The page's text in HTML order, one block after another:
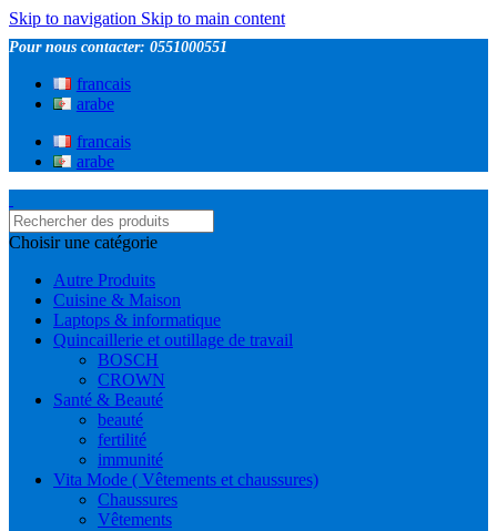
Skip to navigation Skip to main content
Pour nous contacter: 0551000551
francais
arabe
francais
arabe
Choisir une catégorie
Autre Produits
Cuisine & Maison
Laptops & informatique
Quincaillerie et outillage de travail
BOSCH
CROWN
Santé & Beauté
beauté
fertilité
immunité
Vita Mode ( Vêtements et chaussures)
Chaussures
Vêtements